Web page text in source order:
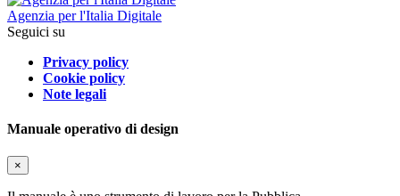
Agenzia per l'Italia Digitale
Seguici su
Privacy policy
Cookie policy
Note legali
Manuale operativo di design
×